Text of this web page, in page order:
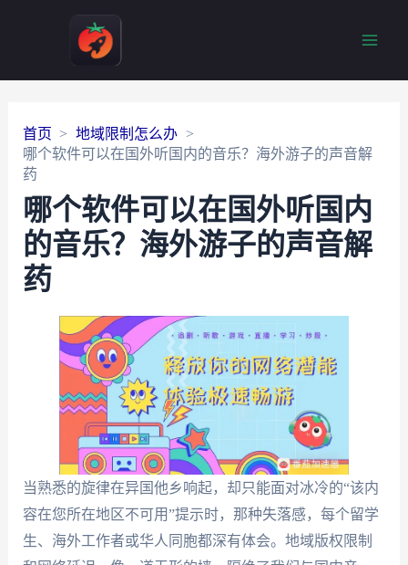
首页
地域限制怎么办
哪个软件可以在国外听国内的音乐？海外游子的声音解
药
哪个软件可以在国外听国内
的音乐？海外游子的声音解
药
当熟悉的旋律在异国他乡响起，却只能面对冰冷的“该内
容在您所在地区不可用”提示时，那种失落感，每个留学
生、海外工作者或华人同胞都深有体会。地域版权限制